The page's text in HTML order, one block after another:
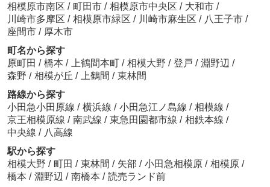
相模原市南区 / 町田市 / 相模原市中央区 / 大和市 /
川崎市多摩区 / 相模原市緑区 / 川崎市麻生区 / 八王子市 /
座間市 / 厚木市
町名から探す
原町田 / 橋本 / 上鶴間本町 / 相模大野 / 登戸 / 淵野辺 /
森野 / 相模が丘 / 上鶴間 / 東林間
路線から探す
小田急小田原線 / 横浜線 / 小田急江ノ島線 / 相模線 /
京王相模原線 / 南武線 / 東急田園都市線 / 相鉄本線 /
中央線 / 八高線
駅から探す
相模大野 / 町田 / 東林間 / 矢部 / 小田急相模原 / 相模原 /
橋本 / 淵野辺 / 南橋本 / 読売ランド前